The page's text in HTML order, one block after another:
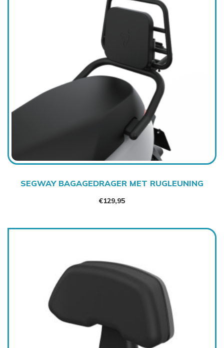
SEGWAY BAGAGEDRAGER MET RUGLEUNING
€129,95